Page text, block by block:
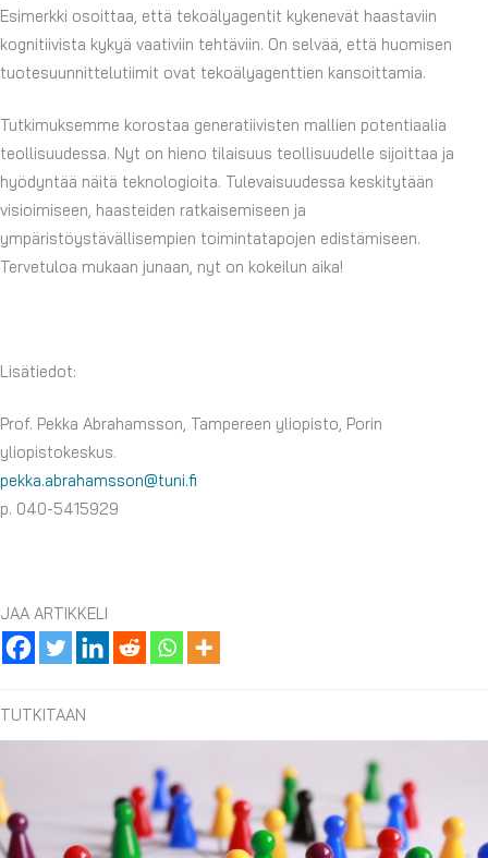
Esimerkki osoittaa, että tekoälyagentit kykenevät haastaviin
kognitiivista kykyä vaativiin tehtäviin. On selvää, että huomisen
tuotesuunnittelutiimit ovat tekoälyagenttien kansoittamia.
Tutkimuksemme korostaa generatiivisten mallien potentiaalia
teollisuudessa. Nyt on hieno tilaisuus teollisuudelle sijoittaa ja
hyödyntää näitä teknologioita. Tulevaisuudessa keskitytään
visioimiseen, haasteiden ratkaisemiseen ja
ympäristöystävällisempien toimintatapojen edistämiseen.
Tervetuloa mukaan junaan, nyt on kokeilun aika!
Lisätiedot:
Prof. Pekka Abrahamsson, Tampereen yliopisto, Porin
yliopistokeskus.
pekka.abrahamsson@tuni.fi
p. 040-5415929
JAA ARTIKKELI
TUTKITAAN